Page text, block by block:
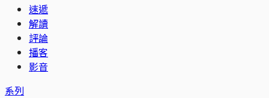
速遞
解讀
評論
播客
影音
系列